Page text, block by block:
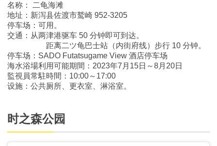
名称： 二龟海滩
地址：新泻县佐渡市鹫崎 952-3205
停车场：可用。
交通：从两津港驱车 50 分钟即可到达。
距离二ツ龟巴士站（内街府线）步行 10 分钟。
停车场：SADO Futatsugame View 酒店停车场
海水浴場利用可能期間：2023年7月15日～8月20日
監視員常駐時間：10:00～17:00
设施：公共厕所、更衣室、淋浴室。
时之森公园